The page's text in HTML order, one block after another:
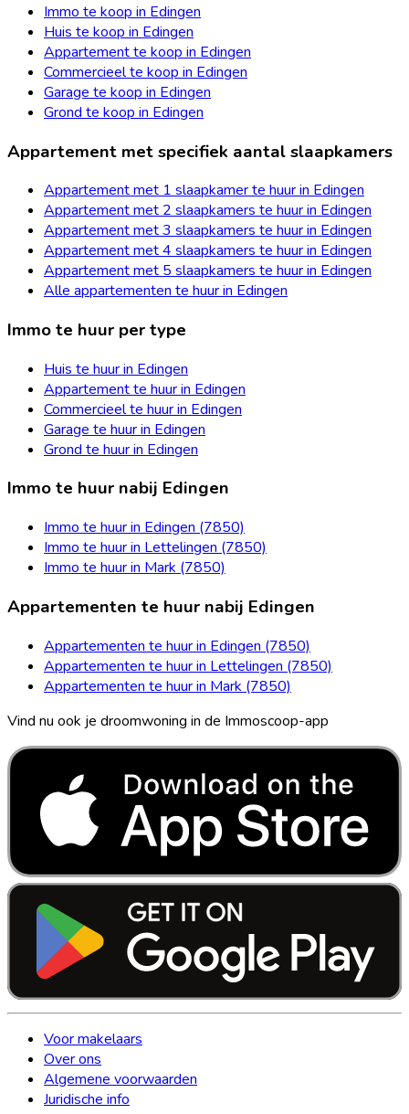
Immo te koop in Edingen
Huis te koop in Edingen
Appartement te koop in Edingen
Commercieel te koop in Edingen
Garage te koop in Edingen
Grond te koop in Edingen
Appartement met specifiek aantal slaapkamers
Appartement met 1 slaapkamer te huur in Edingen
Appartement met 2 slaapkamers te huur in Edingen
Appartement met 3 slaapkamers te huur in Edingen
Appartement met 4 slaapkamers te huur in Edingen
Appartement met 5 slaapkamers te huur in Edingen
Alle appartementen te huur in Edingen
Immo te huur per type
Huis te huur in Edingen
Appartement te huur in Edingen
Commercieel te huur in Edingen
Garage te huur in Edingen
Grond te huur in Edingen
Immo te huur nabij Edingen
Immo te huur in Edingen (7850)
Immo te huur in Lettelingen (7850)
Immo te huur in Mark (7850)
Appartementen te huur nabij Edingen
Appartementen te huur in Edingen (7850)
Appartementen te huur in Lettelingen (7850)
Appartementen te huur in Mark (7850)
Vind nu ook je droomwoning in de Immoscoop-app
Voor makelaars
Over ons
Algemene voorwaarden
Juridische info